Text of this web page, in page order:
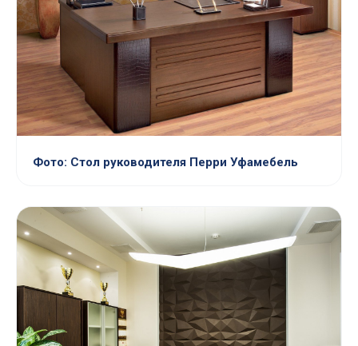
Фото: Стол руководителя Перри Уфамебель